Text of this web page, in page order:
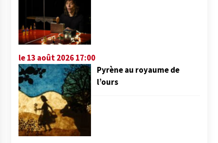
le 13 août 2026 17:00
Pyrène au royaume de
l’ours